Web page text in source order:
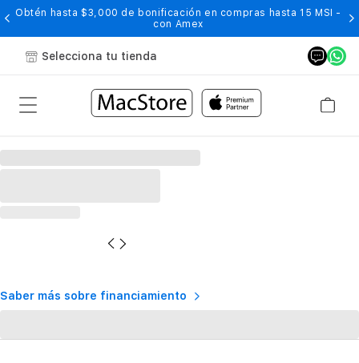
Obtén hasta $3,000 de bonificación en compras hasta 15 MSI -
con Amex
Selecciona tu tienda
Saber más sobre financiamiento